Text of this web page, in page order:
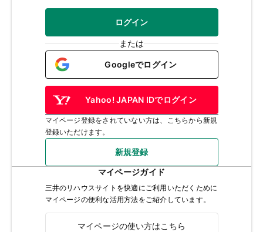
ログイン
または
Googleでログイン
Yahoo! JAPAN IDでログイン
マイページ登録をされていない方は、こちらから新規
登録いただけます。
新規登録
マイページガイド
三井のリハウスサイトを快適にご利用いただくために
マイページの便利な活用方法をご紹介しています。
マイページの使い方はこちら